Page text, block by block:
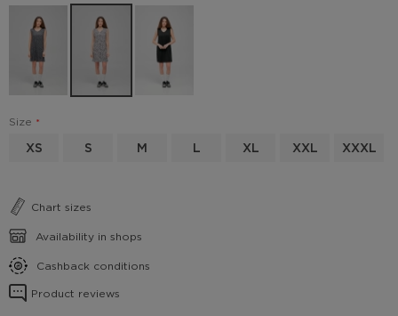
Size
XS S M L XL XXL XXXL
Chart sizes
Availability in shops
Cashback conditions
Product reviews